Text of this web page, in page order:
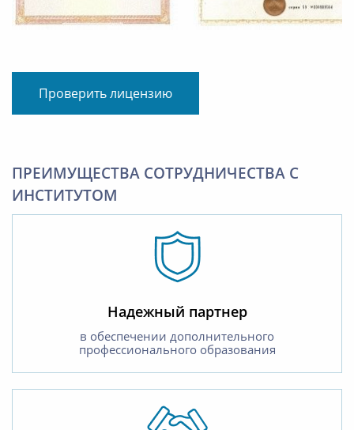
Проверить лицензию
ПРЕИМУЩЕСТВА СОТРУДНИЧЕСТВА С
ИНСТИТУТОМ
Надежный партнер
в обеспечении дополнительного
профессионального образования